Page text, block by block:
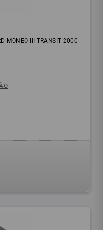
MONEO III-TRANSIT 2000-